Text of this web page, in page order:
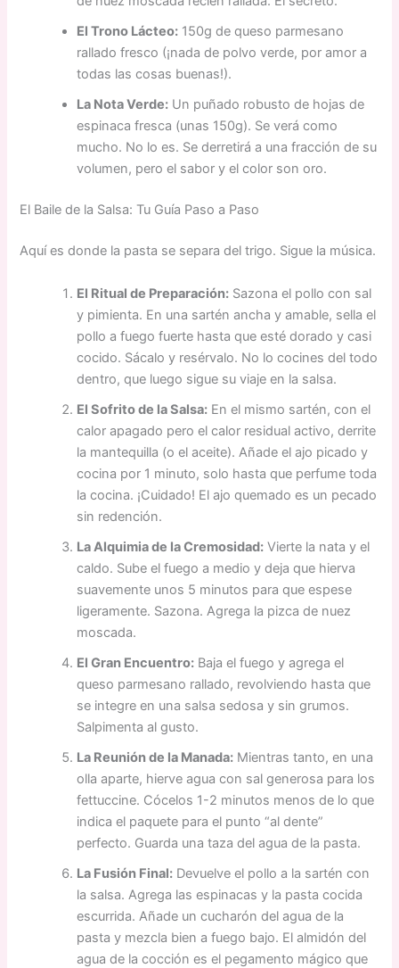
El Trono Lácteo: 150g de queso parmesano
rallado fresco (¡nada de polvo verde, por amor a
todas las cosas buenas!).
La Nota Verde: Un puñado robusto de hojas de
espinaca fresca (unas 150g). Se verá como
mucho. No lo es. Se derretirá a una fracción de su
volumen, pero el sabor y el color son oro.
El Baile de la Salsa: Tu Guía Paso a Paso
Aquí es donde la pasta se separa del trigo. Sigue la música.
El Ritual de Preparación: Sazona el pollo con sal
y pimienta. En una sartén ancha y amable, sella el
pollo a fuego fuerte hasta que esté dorado y casi
cocido. Sácalo y resérvalo. No lo cocines del todo
dentro, que luego sigue su viaje en la salsa.
El Sofrito de la Salsa: En el mismo sartén, con el
calor apagado pero el calor residual activo, derrite
la mantequilla (o el aceite). Añade el ajo picado y
cocina por 1 minuto, solo hasta que perfume toda
la cocina. ¡Cuidado! El ajo quemado es un pecado
sin redención.
La Alquimia de la Cremosidad: Vierte la nata y el
caldo. Sube el fuego a medio y deja que hierva
suavemente unos 5 minutos para que espese
ligeramente. Sazona. Agrega la pizca de nuez
moscada.
El Gran Encuentro: Baja el fuego y agrega el
queso parmesano rallado, revolviendo hasta que
se integre en una salsa sedosa y sin grumos.
Salpimenta al gusto.
La Reunión de la Manada: Mientras tanto, en una
olla aparte, hierve agua con sal generosa para los
fettuccine. Cócelos 1-2 minutos menos de lo que
indica el paquete para el punto “al dente”
perfecto. Guarda una taza del agua de la pasta.
La Fusión Final: Devuelve el pollo a la sartén con
la salsa. Agrega las espinacas y la pasta cocida
escurrida. Añade un cucharón del agua de la
pasta y mezcla bien a fuego bajo. El almidón del
agua de la cocción es el pegamento mágico que